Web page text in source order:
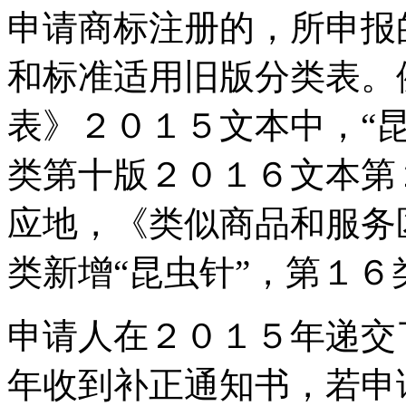
申请商标注册的，所申
和标准适用旧版分类表
表》２０１５文本中，“
类第十版２０１６文本
应地，《类似商品和服
类新增“昆虫针”，第１６
申请人在２０１５年递
年收到补正通知书，若